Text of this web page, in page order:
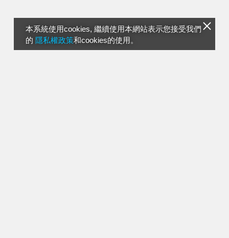
本系統使用cookies, 繼續使用本網站表示您接受我們
的 隱私權政策和cookies的使用。